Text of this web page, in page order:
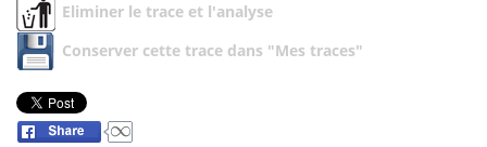
Eliminer le trace et l'analyse
Conserver cette trace dans "Mes traces"